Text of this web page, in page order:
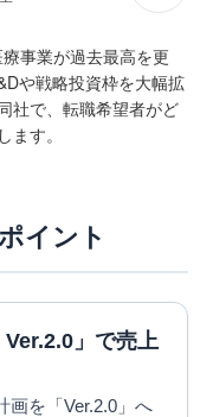
事業が過去最高を更
や戦略投資枠を大幅拡
社で、転職希望者がど
す。
イント
」で売上
画を「Ver.2.0」へ